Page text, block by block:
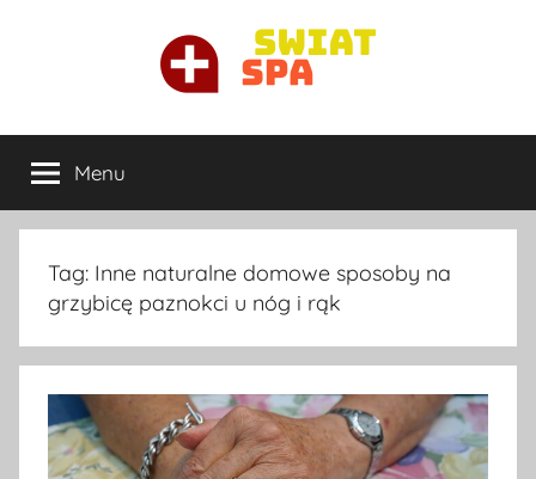
Ortopeda
Warszawa
prywatnie
w
Warszawie
Menu
Tag: Inne naturalne domowe sposoby na
grzybicę paznokci u nóg i rąk